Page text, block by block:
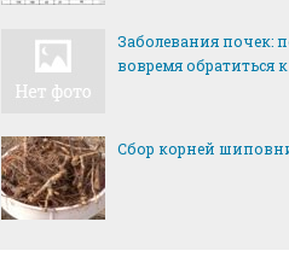
Заболевания почек:
вовремя обратиться
Сбор корней